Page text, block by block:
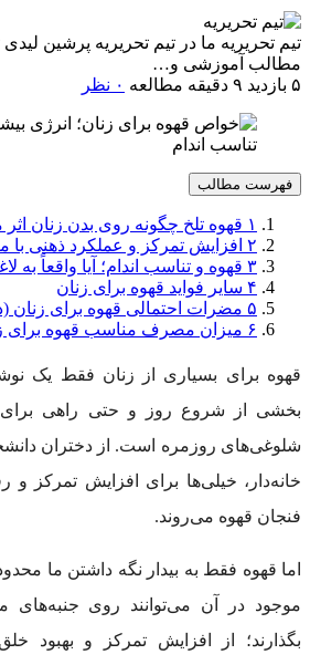
تیم تحریریه ما در تیم تحریریه پرشین
مطالب آموزشی و…
۵ بازدید
۹ دقیقه مطالعه ۰ نظر
فهرست مطالب
۱ قهوه تلخ چگونه روی بدن زنان
۲ افزایش تمرکز و عملکرد ذهنی
۳ قهوه و تناسب اندام؛ آیا واقعاً
۴ سایر فواید قهوه برای زنان
۵ مضرات احتمالی قهوه برای
۶ میزان مصرف مناسب قهوه برای
قهوه برای بسیاری از زنان فقط یک
بخشی از شروع روز و حتی راهی برای
شلوغی‌های روزمره است. از دختران
خانه‌دار، خیلی‌ها برای افزایش تمرکز
فنجان قهوه می‌روند.
اما قهوه فقط به بیدار نگه داشتن ما
موجود در آن می‌توانند روی جنبه‌های
بگذارند؛ از افزایش تمرکز و بهبود